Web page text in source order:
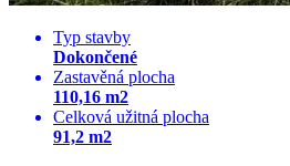
Typ stavby
Dokončené
Zastavěná plocha
110,16 m2
Celková užitná plocha
91,2 m2